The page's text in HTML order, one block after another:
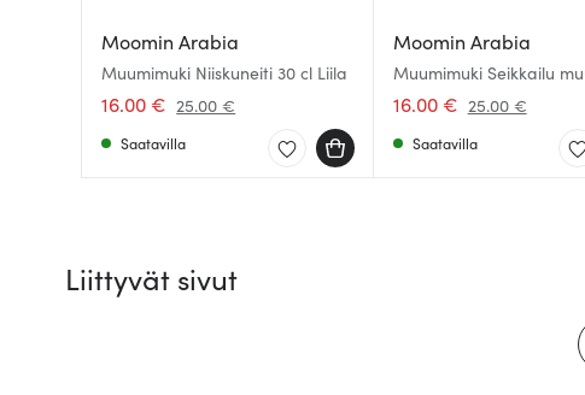
Moomin Arabia
Muumimuki Niiskuneiti 30 cl Liila
16.00 € 25.00 €
Saatavilla
Moomin Arabia
Muumimuki Seikkailu
cl
16.00 € 25.00 €
Saatavilla
Liittyvät sivut